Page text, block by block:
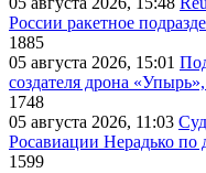
России ракетное
1885
05 августа 2026, 15:01
создателя дрона
1748
05 августа 2026, 11:03
Росавиации Нерадько по
1599